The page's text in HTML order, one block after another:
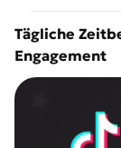
Tägliche
Engagement